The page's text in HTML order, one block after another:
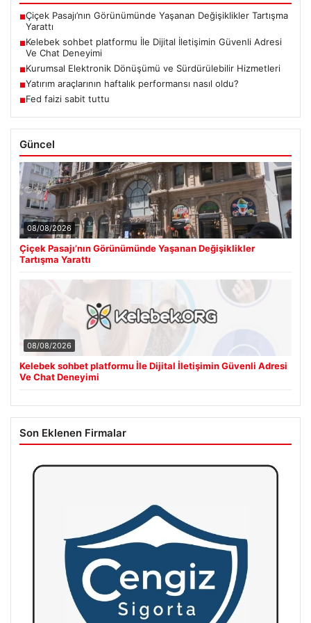
■Çiçek Pasajı’nın Görünümünde Yaşanan Değişiklikler Tartışma
Yarattı
■Kelebek sohbet platformu İle Dijital İletişimin Güvenli Adresi
Ve Chat Deneyimi
■Kurumsal Elektronik Dönüşümü ve Sürdürülebilir Hizmetleri
■Yatırım araçlarının haftalık performansı nasıl oldu?
■Fed faizi sabit tuttu
Güncel
08/08/2026
Çiçek Pasajı’nın Görünümünde Yaşanan Değişiklikler
Tartışma Yarattı
08/08/2026
Kelebek sohbet platformu İle Dijital İletişimin Güvenli Adresi
Ve Chat Deneyimi
Son Eklenen Firmalar